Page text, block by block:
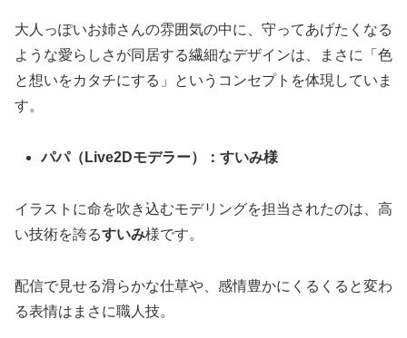
大人っぽいお姉さんの雰囲気の中に、守ってあげたくなる
ような愛らしさが同居する繊細なデザインは、まさに「色
と想いをカタチにする」というコンセプトを体現していま
す。
パパ（Live2Dモデラー）：すいみ様
イラストに命を吹き込むモデリングを担当されたのは、高
い技術を誇るすいみ様です。
配信で見せる滑らかな仕草や、感情豊かにくるくると変わ
る表情はまさに職人技。